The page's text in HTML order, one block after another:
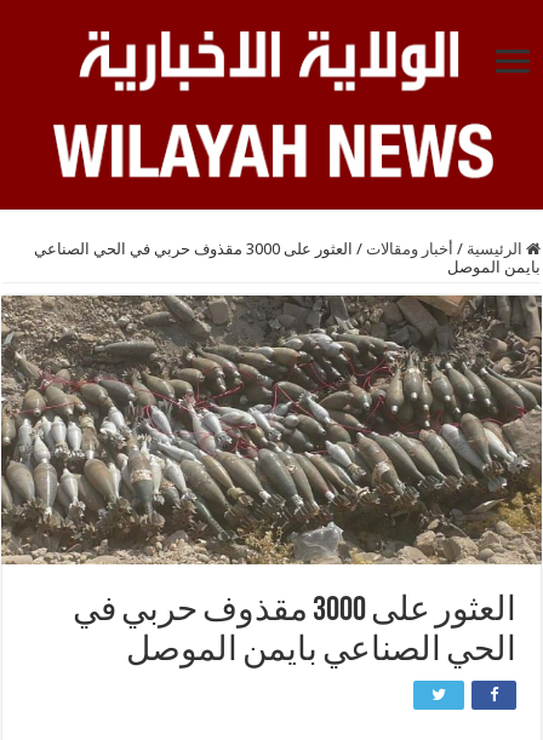
الرئيسية / أخبار ومقالات /
العثور على 3000 مقذوف حربي في الحي الصناعي
بايمن الموصل
العثور على 3000 مقذوف حربي في
الحي الصناعي بايمن الموصل